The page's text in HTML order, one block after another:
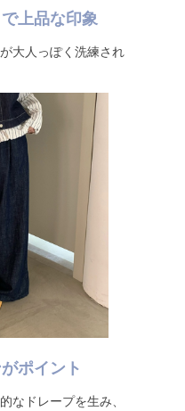
上品な印象
大人っぽく洗練され
ポイント
なドレープを生み、